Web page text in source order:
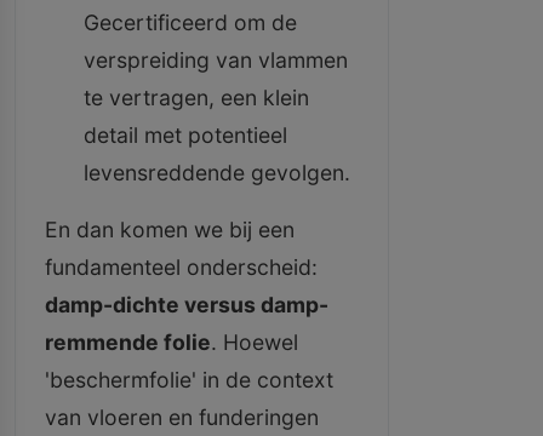
Gecertificeerd om de
verspreiding van vlammen
te vertragen, een klein
detail met potentieel
levensreddende gevolgen.
En dan komen we bij een
fundamenteel onderscheid:
damp-dichte versus damp-
remmende folie. Hoewel
'beschermfolie' in de context
van vloeren en funderingen